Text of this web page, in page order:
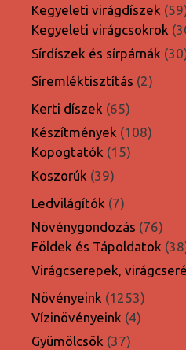
Kegyeleti virágdíszek 59
Kegyeleti virágcsokrok
Sírdíszek és sírpárnák 30
Síremléktisztítás 22
Kerti díszek 6565
termék
Készítmények 108108
Kopogtatók 1515
Koszorúk 3939
termék
Ledvilágítók 77
termék
Növénygondozás 7676
Földek és Tápoldatok 38
Virágcserepek,
Növényeink 12531253
termék
Vízinövényeink 44
Gyümölcsök 3737